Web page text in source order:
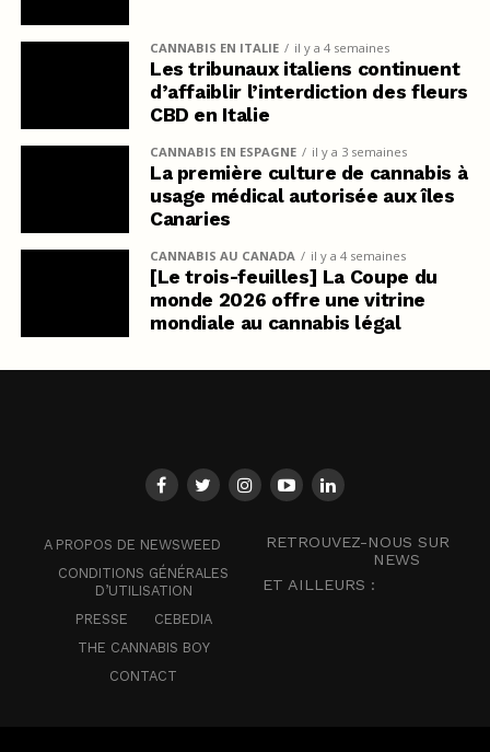
CANNABIS EN ITALIE il y a 4 semaines
Les tribunaux italiens continuent
d’affaiblir l’interdiction des fleurs
CBD en Italie
CANNABIS EN ESPAGNE il y a 3 semaines
La première culture de cannabis à
usage médical autorisée aux îles
Canaries
CANNABIS AU CANADA il y a 4 semaines
[Le trois-feuilles] La Coupe du
monde 2026 offre une vitrine
mondiale au cannabis légal
A PROPOS DE NEWSWEED
CONDITIONS GÉNÉRALES
D’UTILISATION
PRESSE
CEBEDIA
THE CANNABIS BOY
CONTACT
RETROUVEZ-NOUS SUR
NEWS
ET AILLEURS :